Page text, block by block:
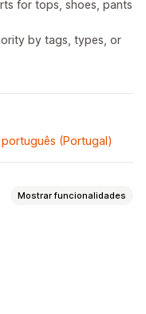
for tops, shoes, pants
by tags, types, or
(Portugal)
Mostrar funcionalidades